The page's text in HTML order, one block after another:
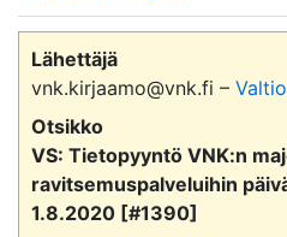
Lähettäjä
vnk.kirjaamo@vnk.fi –
Otsikko
VS: Tietopyyntö VNK:n
ravitsemuspalveluihin
1.8.2020 [#1390]